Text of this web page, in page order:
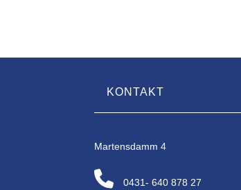
KONTAKT
Martensdamm 4
0431- 640 878 27